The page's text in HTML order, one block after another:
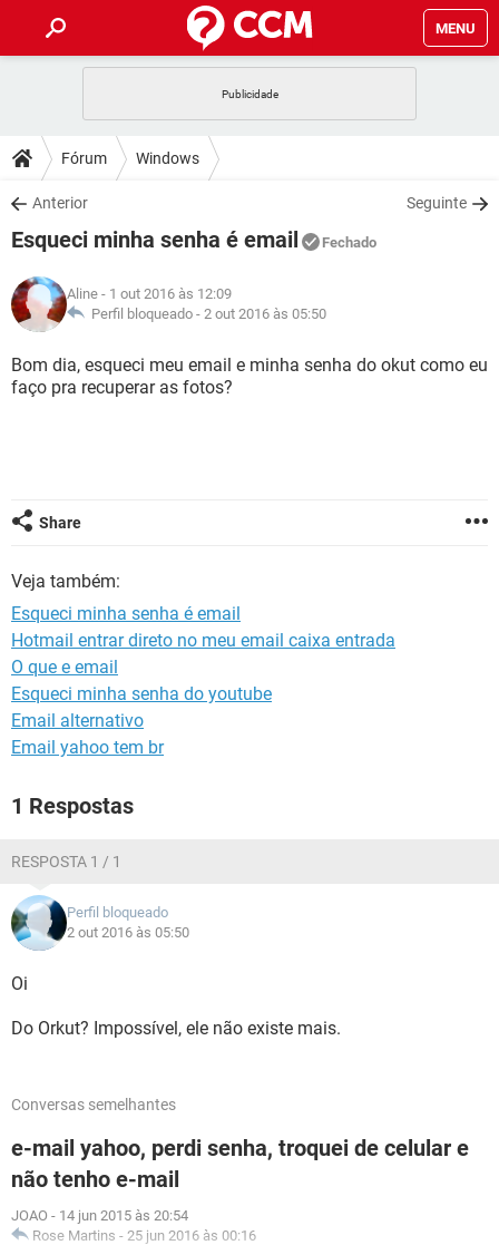
MENU
CELULAR
OUTLOOK
INSTAGRAM GMAIL
GUIA DE COMPRAS
DICAS
JOGOS
INSTAGRAM
GUIA DE COMPRAS
DOWNLOADS
JOGOS WHATSAPP
CELULAR
OUTLOOK EXCEL
INSTAGRAM GMAIL
GUIA DE COMPRAS
FÓRUM
JOGOS
CELULAR
OUTLOOK EXCEL
GLOSSÁRIO
JOGOS WHATSAPP
CELULAR
GUIA DE COMPRAS
Fórum Windows
Anterior Seguinte
Esqueci minha senha é email Fechado
Aline - 1 out 2016 às 12:09
Perfil bloqueado - 2 out 2016 às 05:50
Bom dia, esqueci meu email e minha senha do okut como eu
faço pra recuperar as fotos?
Share
Veja também:
Esqueci minha senha é email
Hotmail entrar direto no meu email caixa entrada
O que e email
Esqueci minha senha do youtube
Email alternativo
Email yahoo tem br
1 Respostas
RESPOSTA 1 / 1
Perfil bloqueado
2 out 2016 às 05:50
Oi
Do Orkut? Impossível, ele não existe mais.
Conversas semelhantes
e-mail yahoo, perdi senha, troquei de celular e
não tenho e-mail
JOAO - 14 jun 2015 às 20:54
Rose Martins - 25 jun 2016 às 00:16